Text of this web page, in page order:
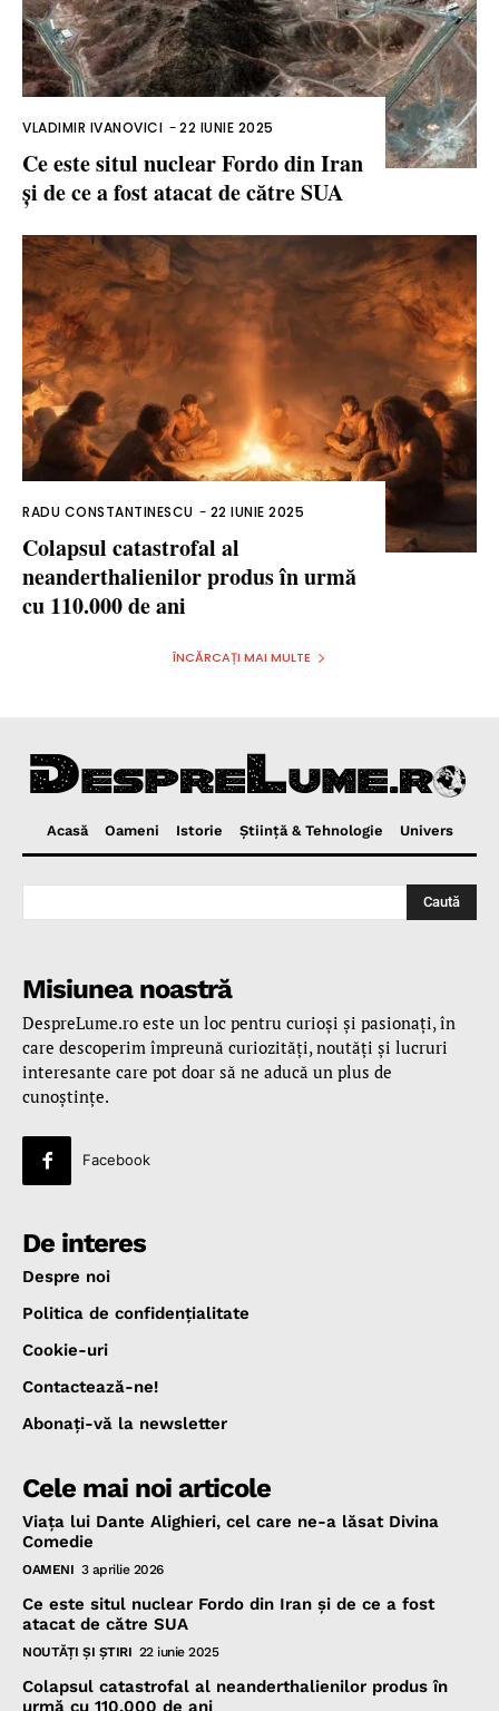
VLADIMIR IVANOVICI -22 IUNIE 2025
Ce este situl nuclear Fordo din Iran
și de ce a fost atacat de către SUA
RADU CONSTANTINESCU - 22 IUNIE 2025
Colapsul catastrofal al
neanderthalienilor produs în urmă
cu 110.000 de ani
ÎNCĂRCAȚI MAI MULTE
Acasă Oameni Istorie Ştiinţă & Tehnologie Univers
Caută
Misiunea noastră
DespreLume.ro este un loc pentru curioşi şi pasionaţi, în
care descoperim împreună curiozităţi, noutăţi şi lucruri
interesante care pot doar să ne aducă un plus de
cunoştinţe.
Facebook
De interes
Despre noi
Politica de confidenţialitate
Cookie-uri
Contactează-ne!
Abonaţi-vă la newsletter
Cele mai noi articole
Viața lui Dante Alighieri, cel care ne-a lăsat Divina
Comedie
OAMENI 3 aprilie 2026
Ce este situl nuclear Fordo din Iran și de ce a fost
atacat de către SUA
NOUTĂŢI ŞI ŞTIRI 22 iunie 2025
Colapsul catastrofal al neanderthalienilor produs în
urmă cu 110.000 de ani